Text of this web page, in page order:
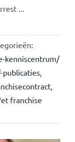
...
kenniscentrum/
publicaties,
,
franchise